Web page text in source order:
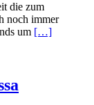
die zum
noch immer
um […]